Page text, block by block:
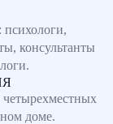
психологи,
консультанты
доме.